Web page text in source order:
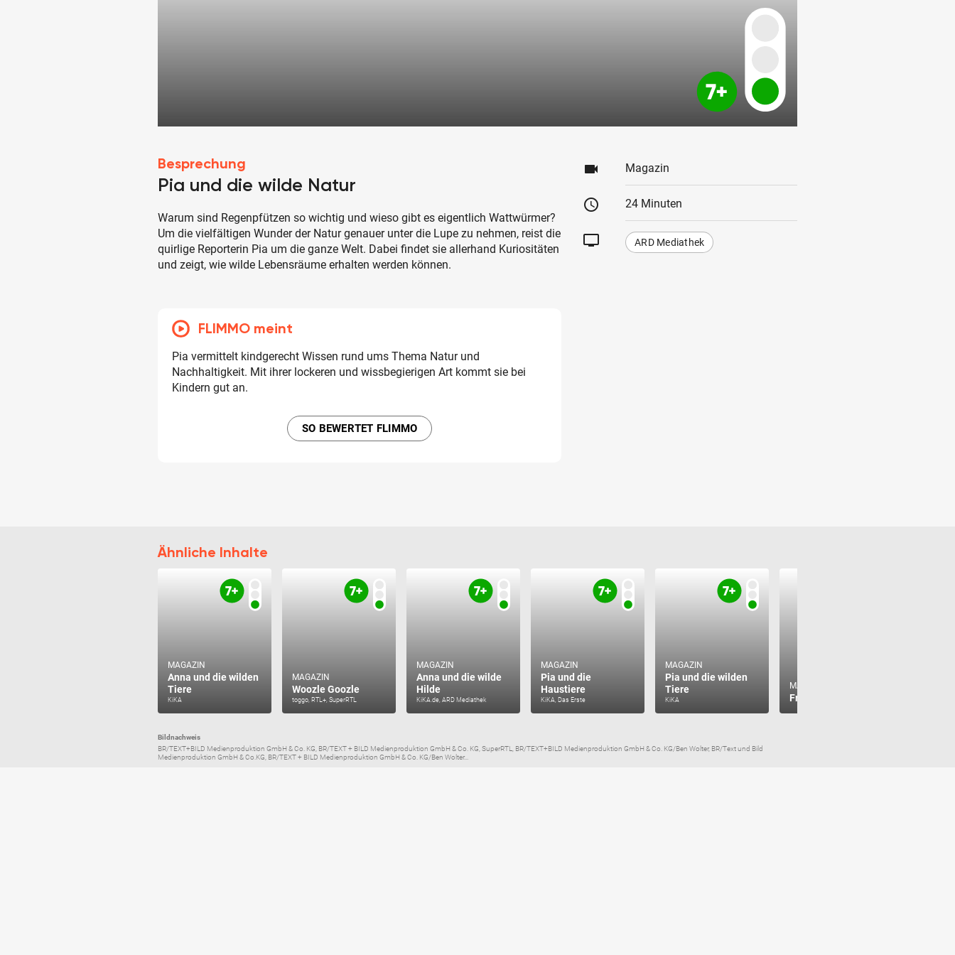
Besprechung
Pia und die wilde Natur
Warum sind Regenpfützen so wichtig und wieso gibt es eigentlich Wattwürmer?
Um die vielfältigen Wunder der Natur genauer unter die Lupe zu nehmen, reist die
quirlige Reporterin Pia um die ganze Welt. Dabei findet sie allerhand Kuriositäten
und zeigt, wie wilde Lebensräume erhalten werden können.
FLIMMO meint
Pia vermittelt kindgerecht Wissen rund ums Thema Natur und
Nachhaltigkeit. Mit ihrer lockeren und wissbegierigen Art kommt sie bei
Kindern gut an.
SO BEWERTET FLIMMO
videocam Magazin
schedule 24 Minuten
tv ARD Mediathek
Ähnliche Inhalte
MAGAZIN
Anna und die wilden
Tiere
KiKA
MAGAZIN
Woozle Goozle
toggo, RTL+, SuperRTL
MAGAZIN
Anna und die wilde
Hilde
KiKA.de, ARD Mediathek
MAGAZIN
Pia und die
Haustiere
KiKA, Das Erste
MAGAZIN
Pia und die wilden
Tiere
KiKA
MAGAZIN
Frag Anna!
Bildnachweis
BR/TEXT+BILD Medienproduktion GmbH & Co. KG, BR/TEXT + BILD Medienproduktion GmbH & Co. KG, SuperRTL, BR/TEXT+BILD Medienproduktion GmbH & Co. KG/Ben Wolter, BR/Text und Bild
Medienproduktion GmbH & Co.KG, BR/TEXT + BILD Medienproduktion GmbH & Co. KG/Ben Wolter...